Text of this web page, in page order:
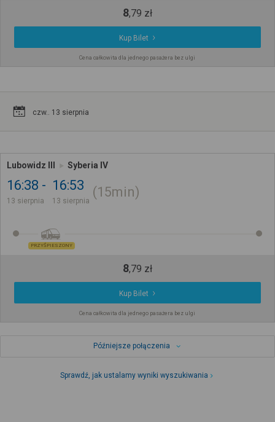
8,79 zł
Kup Bilet
Cena całkowita dla jednego pasażera bez ulgi
czw.. 13 sierpnia
Lubowidz III Syberia IV
16:38
13 sierpnia
16:53
13 sierpnia
15min
PRZYŚPIESZONY
8,79 zł
Kup Bilet
Cena całkowita dla jednego pasażera bez ulgi
Późniejsze połączenia
Sprawdź, jak ustalamy wyniki wyszukiwania